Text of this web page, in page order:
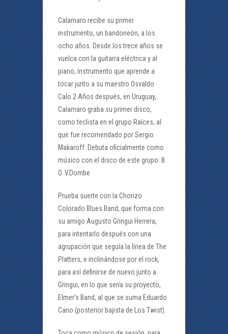
Calamaro recibe su primer
instrumento, un bandoneón, a los
ocho años. Desde los trece años se
vuelca con la guitarra eléctrica y al
piano, instrumento que aprende a
tocar junto a su maestro Osvaldo
Calo.2 Años después, en Uruguay,
Calamaro graba su primer disco,
como teclista en el grupo Raíces, al
que fue recomendado por Sergio
Makaroff. Debuta oficialmente como
músico con el disco de este grupo: B.
O. V.Dombe
Prueba suerte con la Chorizo
Colorado Blues Band, que forma con
su amigo Augusto Gringui Herrera,
para intentarlo después con una
agrupación que seguía la línea de The
Platters, e inclinándose por el rock,
para así definirse de nuevo junto a
Gringui, en lo que sería su proyecto,
Elmer’s Band, al que se suma Eduardo
Cano (posterior bajista de Los Twist).